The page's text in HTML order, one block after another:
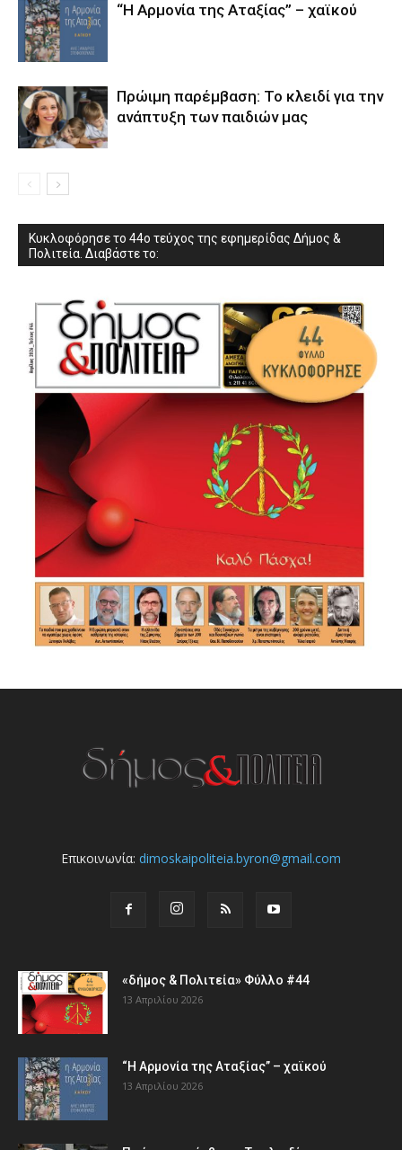
“Η Αρμονία της Αταξίας” – χαϊκού
Πρώιμη παρέμβαση: Το κλειδί για την
ανάπτυξη των παιδιών µας
Κυκλοφόρησε το 44ο τεύχος της εφημερίδας Δήμος &
Πολιτεία. Διαβάστε το:
Επικοινωνία: dimoskaipoliteia.byron@gmail.com
«δήμος & Πολιτεία» Φύλλο #44
13 Απριλίου 2026
“Η Αρμονία της Αταξίας” – χαϊκού
13 Απριλίου 2026